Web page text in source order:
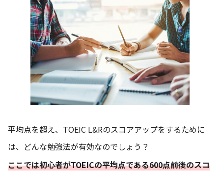
平均点を超え、TOEIC L&Rのスコアアップをするために
は、どんな勉強法が有効なのでしょう？
ここでは初心者がTOEICの平均点である600点前後のスコ